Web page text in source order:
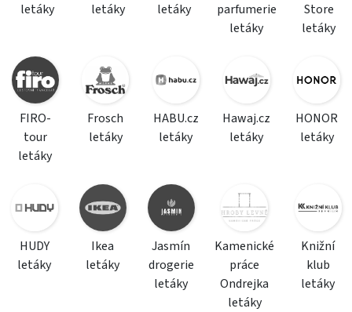
letáky
letáky
letáky
parfumerie
letáky
Store
letáky
FIRO-
tour
letáky
Frosch
letáky
HABU.cz
letáky
Hawaj.cz
letáky
HONOR
letáky
HUDY
letáky
Ikea
letáky
Jasmín
drogerie
letáky
Kamenické
práce
Ondrejka
letáky
Knižní
klub
letáky